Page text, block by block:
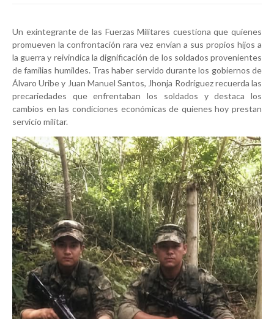
Un exintegrante de las Fuerzas Militares cuestiona que quienes
promueven la confrontación rara vez envían a sus propios hijos a
la guerra y reivindica la dignificación de los soldados provenientes
de familias humildes. Tras haber servido durante los gobiernos de
Álvaro Uribe y Juan Manuel Santos, Jhonja Rodríguez recuerda las
precariedades que enfrentaban los soldados y destaca los
cambios en las condiciones económicas de quienes hoy prestan
servicio militar.